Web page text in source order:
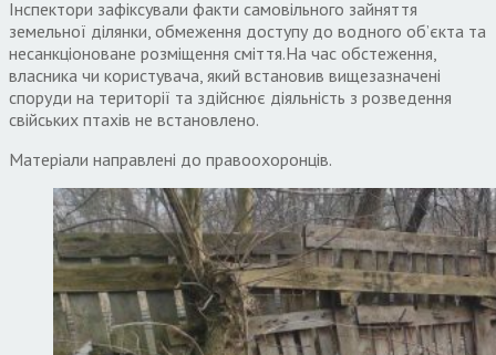
Інспектори зафіксували факти самовільного зайняття
земельної ділянки, обмеження доступу до водного об’єкта та
несанкціоноване розміщення сміття.На час обстеження,
власника чи користувача, який встановив вищезазначені
споруди на території та здійснює діяльність з розведення
свійських птахів не встановлено.
Матеріали направлені до правоохоронців.